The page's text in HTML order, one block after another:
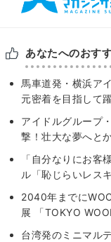
あなたへのおす
馬車道発・横浜ア
元密着を目指して
アイドルグループ
撃！壮大な夢へと
「自分なりにお客
ル「恥じらいレス
2040年までに
展 「TOKYO
台湾発のミニマル